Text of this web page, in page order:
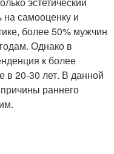
самооценку и
более 50% мужчин
Однако в
к более
20-30 лет. В данной
раннего